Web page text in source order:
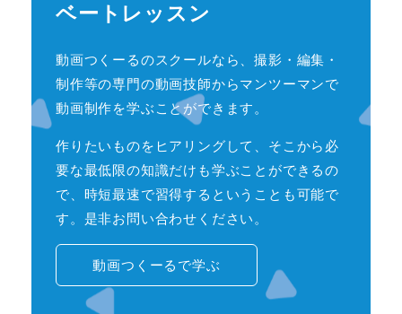
ベートレッスン
動画つくーるのスクールなら、撮影・編集・
制作等の専門の動画技師からマンツーマンで
動画制作を学ぶことができます。
作りたいものをヒアリングして、そこから必
要な最低限の知識だけも学ぶことができるの
で、時短最速で習得するということも可能で
す。是非お問い合わせください。
動画つくーるで学ぶ